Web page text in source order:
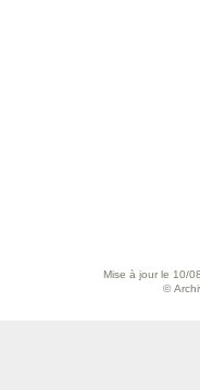
Mise à jour le 10/
©